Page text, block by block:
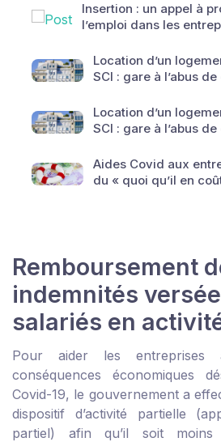
Insertion : un appel à
l’emploi dans les
Location d’un
SCI : gare à l’abus
Location d’un
SCI : gare à l’abus
Aides Covid aux
du « quoi qu’il en
Remboursement
indemnités
salariés en
Pour aider les
conséquences économiques
Covid-19, le gouvernement a
dispositif d’activité partielle
partiel) afin qu’il soit